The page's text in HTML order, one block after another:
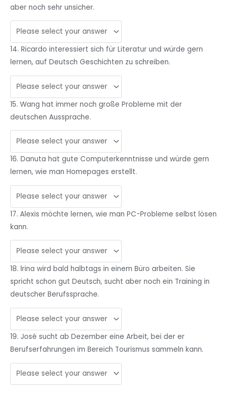
aber noch sehr unsicher.
14. Ricardo interessiert sich für Literatur und würde gern
lernen, auf Deutsch Geschichten zu schreiben.
15. Wang hat immer noch große Probleme mit der
deutschen Aussprache.
16. Danuta hat gute Computerkenntnisse und würde gern
lernen, wie man Homepages erstellt.
17. Alexis möchte lernen, wie man PC-Probleme selbst lösen
kann.
18. lrina wird bald halbtags in einem Büro arbeiten. Sie
spricht schon gut Deutsch, sucht aber noch ein Training in
deutscher Berufssprache.
19. José sucht ab Dezember eine Arbeit, bei der er
Berufserfahrungen im Bereich Tourismus sammeln kann.